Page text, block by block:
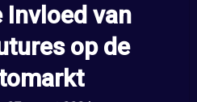
Invloed van
op de